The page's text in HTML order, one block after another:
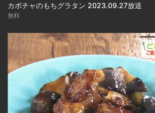
カボチャのもちグラタン 2023.09.27放送
無料